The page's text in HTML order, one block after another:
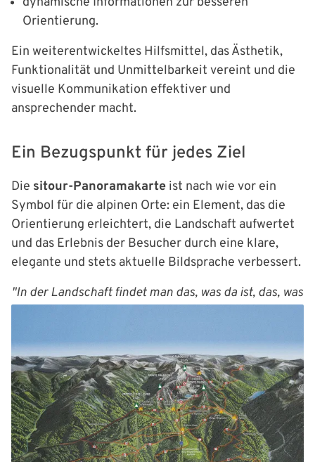
Orientierung.
Ein weiterentwickeltes Hilfsmittel, das Ästhetik,
Funktionalität und Unmittelbarkeit vereint und die
visuelle Kommunikation effektiver und
ansprechender macht.
Ein Bezugspunkt für jedes Ziel
Die sitour-Panoramakarte ist nach wie vor ein
Symbol für die alpinen Orte: ein Element, das die
Orientierung erleichtert, die Landschaft aufwertet
und das Erlebnis der Besucher durch eine klare,
elegante und stets aktuelle Bildsprache verbessert.
"In der Landschaft findet man das, was da ist, das, was